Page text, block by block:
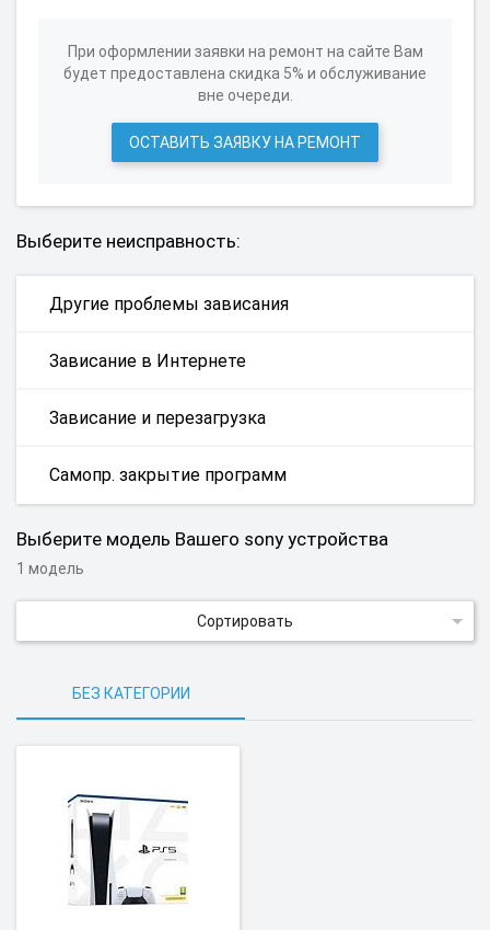
При оформлении заявки на ремонт на сайте Вам
будет предоставлена скидка 5% и обслуживание
вне очереди.
ОСТАВИТЬ ЗАЯВКУ НА РЕМОНТ
Выберите неисправность:
Другие проблемы зависания
Зависание в Интернете
Зависание и перезагрузка
Самопр. закрытие программ
Выберите модель Вашего sony устройства
1 модель
Сортировать
БЕЗ КАТЕГОРИИ